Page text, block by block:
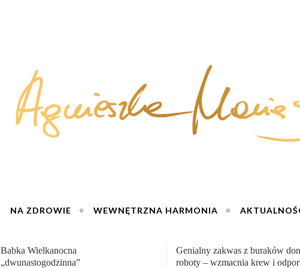
NA ZDROWIE WEWNĘTRZNA HARMONIA
Genialny zakwas z buraków domowej
roboty – wzmacnia krew i odporność
„Przemiana” Podróż do siły i